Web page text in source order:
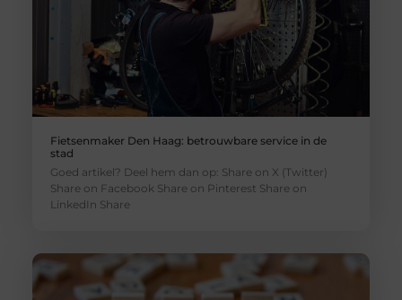
Fietsenmaker Den Haag: betrouwbare service in de
stad
Goed artikel? Deel hem dan op: Share on X (Twitter)
Share on Facebook Share on Pinterest Share on
LinkedIn Share